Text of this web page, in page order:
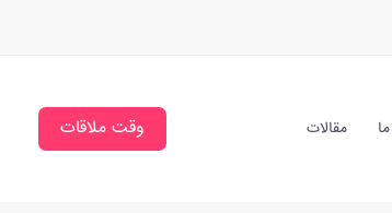
مقالات وقت ملاقات